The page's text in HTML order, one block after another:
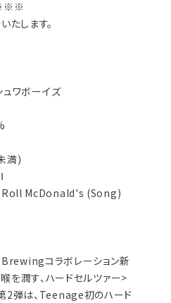
たします。
ワボーイズ
満)
McDonald's (Song)
コラボレーション新
を潤す、ハードセルツァー>
2弾は、Teenage初のハード